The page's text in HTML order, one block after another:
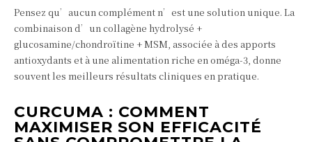
Pensez qu’aucun complément n’est une solution unique. La
combinaison d’un collagène hydrolysé +
glucosamine/chondroïtine + MSM, associée à des apports
antioxydants et à une alimentation riche en oméga‑3, donne
souvent les meilleurs résultats cliniques en pratique.
CURCUMA : COMMENT
MAXIMISER SON EFFICACITÉ